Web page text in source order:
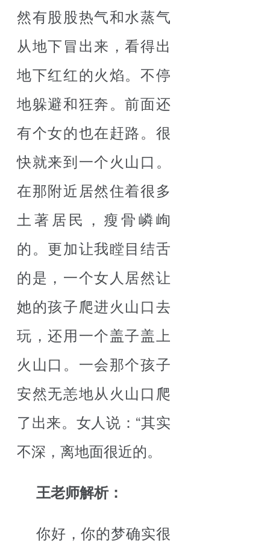
然有股股热气和水蒸气
从地下冒出来，看得出
地下红红的火焰。不停
地躲避和狂奔。前面还
有个女的也在赶路。很
快就来到一个火山口。
在那附近居然住着很多
土著居民，瘦骨嶙峋
的。更加让我瞠目结舌
的是，一个女人居然让
她的孩子爬进火山口去
玩，还用一个盖子盖上
火山口。一会那个孩子
安然无恙地从火山口爬
了出来。女人说：“其实
不深，离地面很近的。
王老师解析：
你好，你的梦确实很